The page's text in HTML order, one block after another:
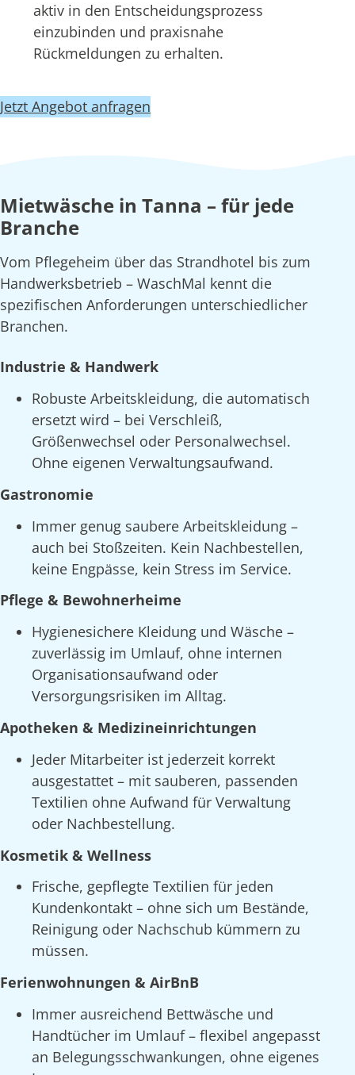
aktiv in den Entscheidungsprozess
einzubinden und praxisnahe
Rückmeldungen zu erhalten.
Jetzt Angebot anfragen
Mietwäsche in Tanna – für jede
Branche
Vom Pflegeheim über das Strandhotel bis zum
Handwerksbetrieb – WaschMal kennt die
spezifischen Anforderungen unterschiedlicher
Branchen.
Industrie & Handwerk
Robuste Arbeitskleidung, die automatisch
ersetzt wird – bei Verschleiß,
Größenwechsel oder Personalwechsel.
Ohne eigenen Verwaltungsaufwand.
Gastronomie
Immer genug saubere Arbeitskleidung –
auch bei Stoßzeiten. Kein Nachbestellen,
keine Engpässe, kein Stress im Service.
Pflege & Bewohnerheime
Hygienesichere Kleidung und Wäsche –
zuverlässig im Umlauf, ohne internen
Organisationsaufwand oder
Versorgungsrisiken im Alltag.
Apotheken & Medizineinrichtungen
Jeder Mitarbeiter ist jederzeit korrekt
ausgestattet – mit sauberen, passenden
Textilien ohne Aufwand für Verwaltung
oder Nachbestellung.
Kosmetik & Wellness
Frische, gepflegte Textilien für jeden
Kundenkontakt – ohne sich um Bestände,
Reinigung oder Nachschub kümmern zu
müssen.
Ferienwohnungen & AirBnB
Immer ausreichend Bettwäsche und
Handtücher im Umlauf – flexibel angepasst
an Belegungsschwankungen, ohne eigenes